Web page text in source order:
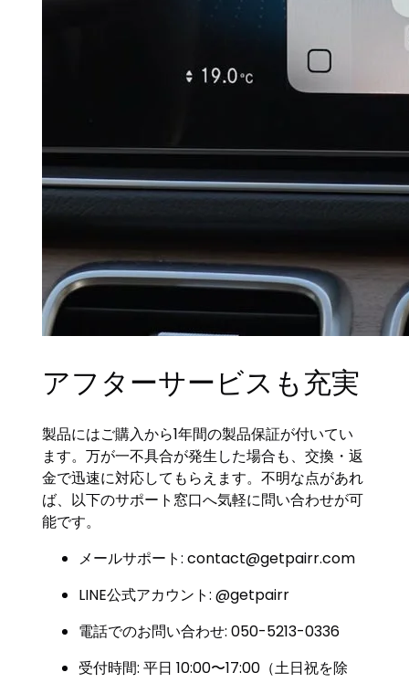
アフターサービスも充実
製品にはご購入から1年間の製品保証が付いてい
ます。万が一不具合が発生した場合も、交換・返
金で迅速に対応してもらえます。不明な点があれ
ば、以下のサポート窓口へ気軽に問い合わせが可
能です。
メールサポート:contact@getpairr.com
LINE公式アカウント: @getpairr
電話でのお問い合わせ: 050-5213-0336
受付時間: 平日 10:00〜17:00（土日祝を除